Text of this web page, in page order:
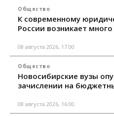
Общество
К современному
России возникает
08 августа 2026, 17:00
Общество
Новосибирские вузы
зачислении на
08 августа 2026, 16:00